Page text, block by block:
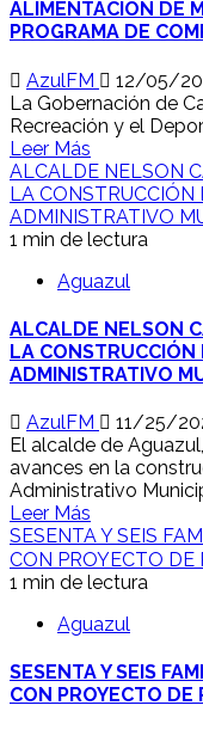
ALIMENTACIÓN DE
PROGRAMA DE
AzulFM
12/05/
La Gobernación de
Recreación y el
Leer Más
ALCALDE NELSON
LA CONSTRUCCIÓN
ADMINISTRATIVO
1 min de lectura
Aguazul
ALCALDE NELSON
LA
ADMINISTRATIVO
AzulFM
11/25/
El alcalde de
avances en la
Administrativo
Leer Más
SESENTA Y SEIS
CON PROYECTO DE
1 min de lectura
Aguazul
SESENTA Y SEIS
CON PROYECTO